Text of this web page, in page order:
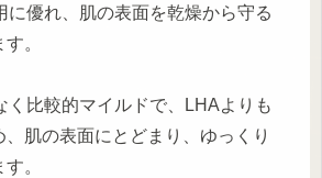
に優れ、肌の表面を乾燥から守る
。
く比較的マイルドで、LHAよりも
肌の表面にとどまり、ゆっくり
。